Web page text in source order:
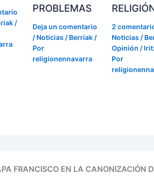
/
PROBLEMAS
Deja un comentario
/ Noticias / Berriak/
Por
religionennavarra
2
Noticias /
Opinión /
Por
FRANCISCO EN LA CANONIZACIÓN